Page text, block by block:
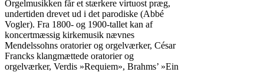
Orgelmusikken får et stærkere virtuost præg,
undertiden drevet ud i det parodiske (Abbé
Vogler). Fra 1800- og 1900-tallet kan af
koncertmæssig kirkemusik nævnes
Mendelssohns oratorier og orgelværker, César
Francks klangmættede oratorier og
orgelværker, Verdis »Requiem», Brahms’ »Ein